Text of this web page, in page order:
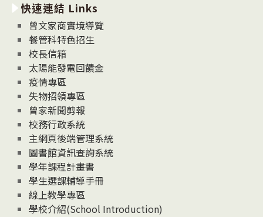
消
息
News
快速連結 Links
曾文家商實境導覽
餐管科特色招生
校長信箱
太陽能發電回饋金
疫情專區
失物招領專區
曾家新聞剪報
校務行政系統
主網頁後端管理系統
圖書館資訊查詢系統
學年課程計畫書
學生選課輔導手冊
線上教學專區
學校介紹(School Introduction)